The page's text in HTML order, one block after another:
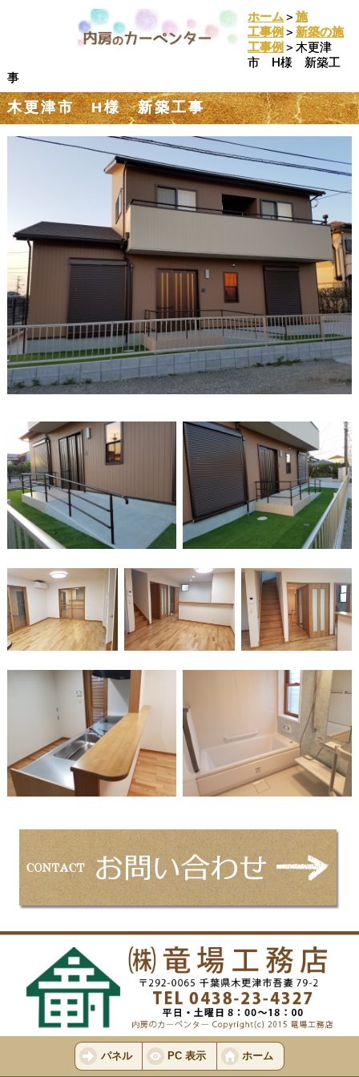
ホーム ＞施
工事例 ＞ 新築の施
工事例 ＞木更津
市 H様 新築工
事
木更津市 H様 新築工事
パネル PC 表示 ホーム